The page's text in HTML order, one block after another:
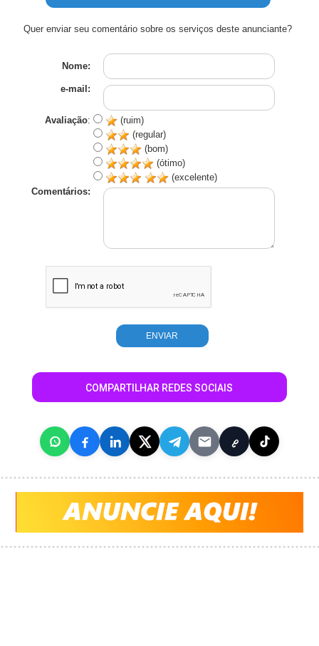
Quer enviar seu comentário sobre os serviços deste anunciante?
Nome:
e-mail:
Avaliação:
(ruim)
(regular)
(bom)
(ótimo)
(excelente)
Comentários:
COMPARTILHAR REDES SOCIAIS